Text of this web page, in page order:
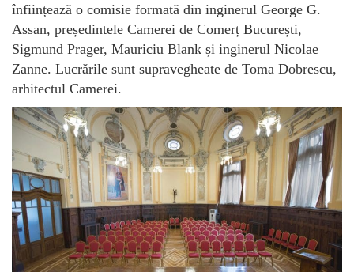
înființează o comisie formată din inginerul George G.
Assan, președintele Camerei de Comerț București,
Sigmund Prager, Mauriciu Blank și inginerul Nicolae
Zanne. Lucrările sunt supravegheate de Toma Dobrescu,
arhitectul Camerei.